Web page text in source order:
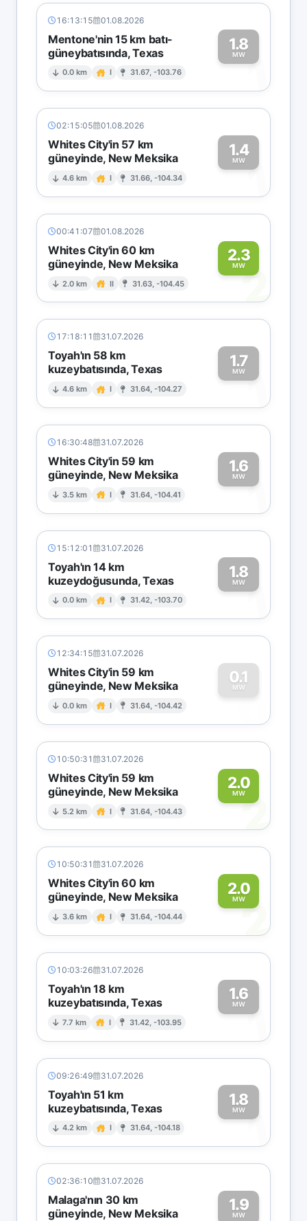
16:13:15 01.08.2026
Mentone'nin 15 km batı-
güneybatısında, Texas
0.0 km I 31.67, -103.76
1.8
MW1
02:15:05 01.08.2026
Whites City'in 57 km
güneyinde, New Meksika
4.6 km I 31.66, -104.34
1.4
MW1
00:41:07 01.08.2026
Whites City'in 60 km
güneyinde, New Meksika
2.0 km II 31.63, -104.45
2.3
MW2
17:18:11 31.07.2026
Toyah'ın 58 km
kuzeybatısında, Texas
4.6 km I 31.64, -104.27
1.7
MW1
16:30:48 31.07.2026
Whites City'in 59 km
güneyinde, New Meksika
3.5 km I 31.64, -104.41
1.6
MW1
15:12:01 31.07.2026
Toyah'ın 14 km
kuzeydoğusunda, Texas
0.0 km I 31.42, -103.70
1.8
MW1
12:34:15 31.07.2026
Whites City'in 59 km
güneyinde, New Meksika
0.0 km I 31.64, -104.42
0.1
MW
0
10:50:31 31.07.2026
Whites City'in 59 km
güneyinde, New Meksika
5.2 km I 31.64, -104.43
2.0
MW2
10:50:31 31.07.2026
Whites City'in 60 km
güneyinde, New Meksika
3.6 km I 31.64, -104.44
2.0
MW2
10:03:26 31.07.2026
Toyah'ın 18 km
kuzeybatısında, Texas
7.7 km I 31.42, -103.95
1.6
MW1
09:26:49 31.07.2026
Toyah'ın 51 km
kuzeybatısında, Texas
4.2 km I 31.64, -104.18
1.8
MW1
02:36:10 31.07.2026
Malaga'nın 30 km
güneyinde, New Meksika
1.9
MW